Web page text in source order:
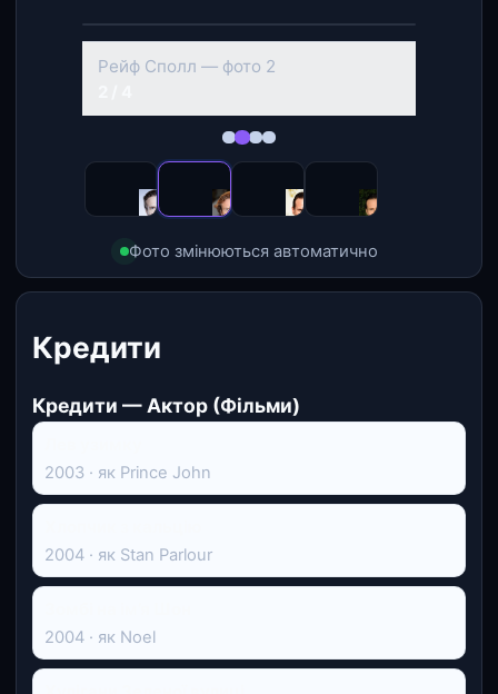
‹ ›
Рейф Сполл — фото 2
Фото змінюються автоматично
Кредити
Кредити — Актор (Фільми)
2003 · як Prince John
2004 · як Stan Parlour
2004 · як Noel